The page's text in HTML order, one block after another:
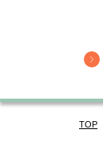
TOP